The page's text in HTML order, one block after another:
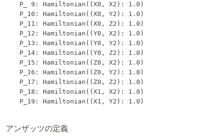
  P_ 9: Hamiltonian((X0, X2): 1.0)
  P_10: Hamiltonian((X0, Y2): 1.0)
  P_11: Hamiltonian((X0, Z2): 1.0)
  P_12: Hamiltonian((Y0, X2): 1.0)
  P_13: Hamiltonian((Y0, Y2): 1.0)
  P_14: Hamiltonian((Y0, Z2): 1.0)
  P_15: Hamiltonian((Z0, X2): 1.0)
  P_16: Hamiltonian((Z0, Y2): 1.0)
  P_17: Hamiltonian((Z0, Z2): 1.0)
  P_18: Hamiltonian((X1, X2): 1.0)
アンザッツの定義